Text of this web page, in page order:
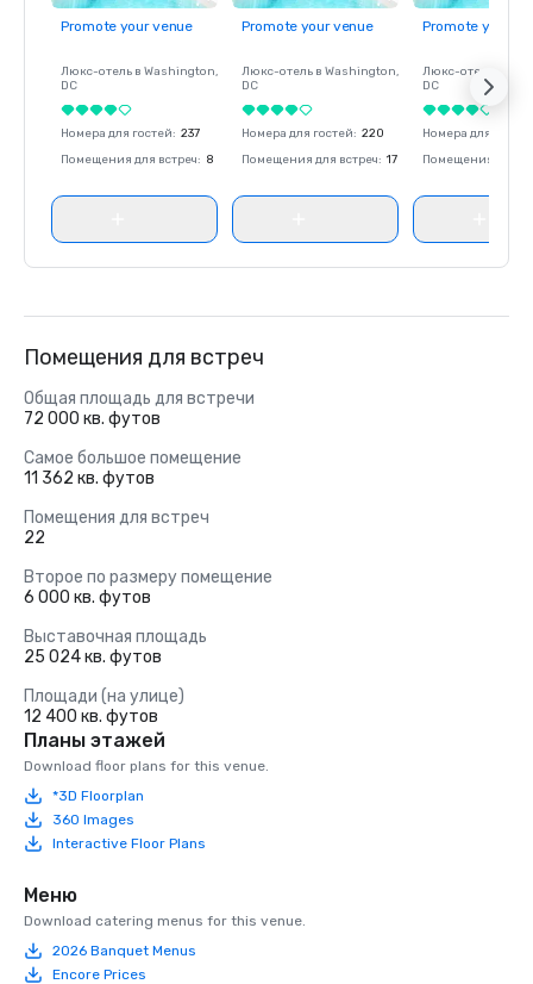
Promote your venue
Люкс-отель в Washington,
DC
Номера для гостей: 237
Помещения для встреч: 8
Promote your venue
Люкс-отель в Washington,
DC
Номера для гостей: 220
Помещения для встреч: 17
Promote your
Люкс-отель в
DC
Номера для гостей
Помещения для
Помещения для встреч
Общая площадь для встречи
72 000 кв. футов
Самое большое помещение
11 362 кв. футов
Помещения для встреч
22
Второе по размеру помещение
6 000 кв. футов
Выставочная площадь
25 024 кв. футов
Площади (на улице)
12 400 кв. футов
Планы этажей
Download floor plans for this venue.
*3D Floorplan
360 Images
Interactive Floor Plans
Меню
Download catering menus for this venue.
2026 Banquet Menus
Encore Prices